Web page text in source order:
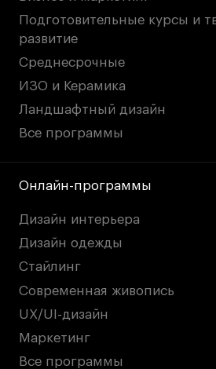
Подготовительные курсы и
развитие
Среднесрочные
ИЗО и Керамика
Ландшафтный дизайн
Все программы
Онлайн-программы
Дизайн интерьера
Дизайн одежды
Стайлинг
Современная живопись
UX/UI-дизайн
Маркетинг
Все программы